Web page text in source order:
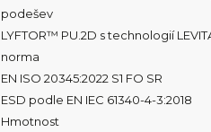
podešev
LYFTOR™ PU.2D s technologií
norma
EN ISO 20345:2022 S1 FO SR
ESD podle EN IEC 61340-4-3:2018
Hmotnost